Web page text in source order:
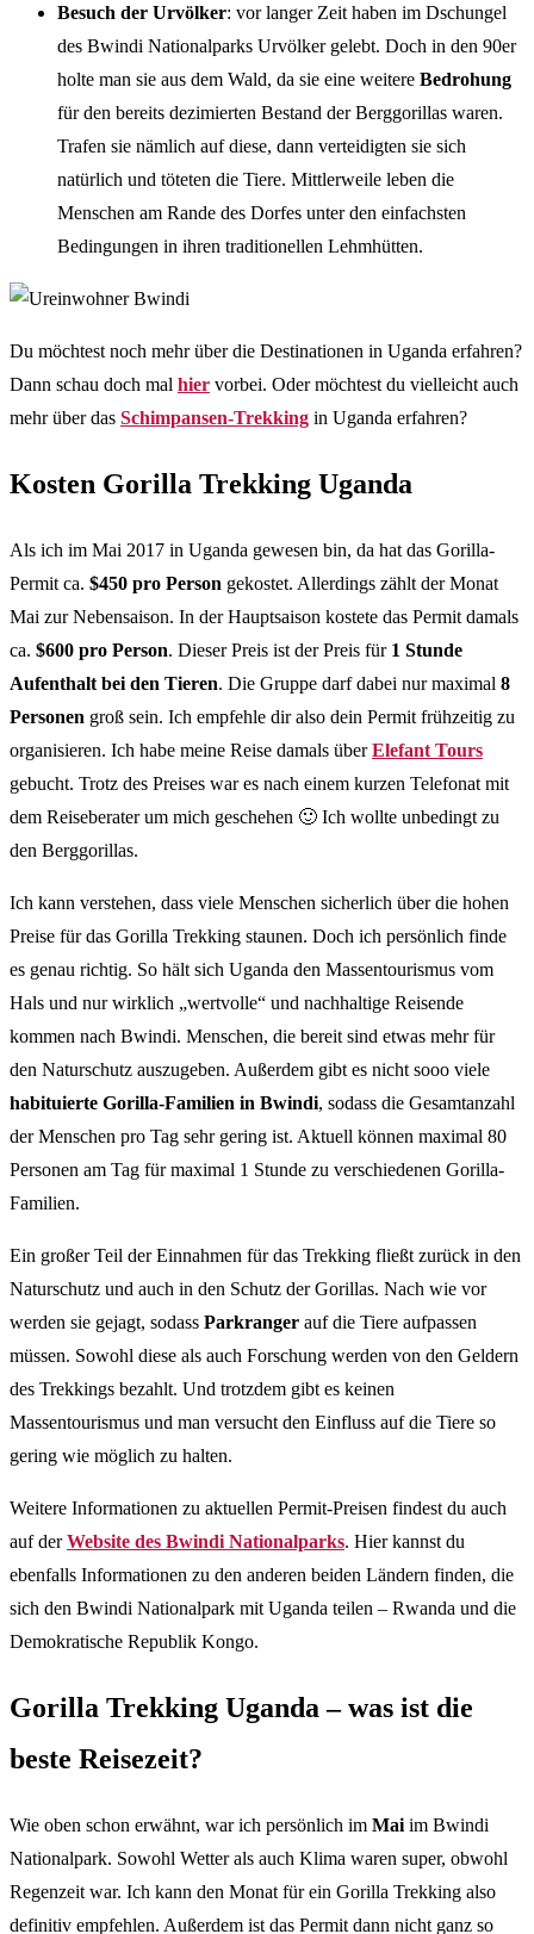
Besuch der Urvölker: vor langer Zeit haben im Dschungel
des Bwindi Nationalparks Urvölker gelebt. Doch in den 90er
holte man sie aus dem Wald, da sie eine weitere Bedrohung
für den bereits dezimierten Bestand der Berggorillas waren.
Trafen sie nämlich auf diese, dann verteidigten sie sich
natürlich und töteten die Tiere. Mittlerweile leben die
Menschen am Rande des Dorfes unter den einfachsten
Bedingungen in ihren traditionellen Lehmhütten.
Du möchtest noch mehr über die Destinationen in Uganda erfahren?
Dann schau doch mal hier vorbei. Oder möchtest du vielleicht auch
mehr über das Schimpansen-Trekking in Uganda erfahren?
Kosten Gorilla Trekking Uganda
Als ich im Mai 2017 in Uganda gewesen bin, da hat das Gorilla-
Permit ca. $450 pro Person gekostet. Allerdings zählt der Monat
Mai zur Nebensaison. In der Hauptsaison kostete das Permit damals
ca. $600 pro Person. Dieser Preis ist der Preis für 1 Stunde
Aufenthalt bei den Tieren. Die Gruppe darf dabei nur maximal 8
Personen groß sein. Ich empfehle dir also dein Permit frühzeitig zu
organisieren. Ich habe meine Reise damals überElefant Tours
gebucht. Trotz des Preises war es nach einem kurzen Telefonat mit
dem Reiseberater um mich geschehen 🙂 Ich wollte unbedingt zu
den Berggorillas.
Ich kann verstehen, dass viele Menschen sicherlich über die hohen
Preise für das Gorilla Trekking staunen. Doch ich persönlich finde
es genau richtig. So hält sich Uganda den Massentourismus vom
Hals und nur wirklich „wertvolle“ und nachhaltige Reisende
kommen nach Bwindi. Menschen, die bereit sind etwas mehr für
den Naturschutz auszugeben. Außerdem gibt es nicht sooo viele
habituierte Gorilla-Familien in Bwindi, sodass die Gesamtanzahl
der Menschen pro Tag sehr gering ist. Aktuell können maximal 80
Personen am Tag für maximal 1 Stunde zu verschiedenen Gorilla-
Familien.
Ein großer Teil der Einnahmen für das Trekking fließt zurück in den
Naturschutz und auch in den Schutz der Gorillas. Nach wie vor
werden sie gejagt, sodass Parkranger auf die Tiere aufpassen
müssen. Sowohl diese als auch Forschung werden von den Geldern
des Trekkings bezahlt. Und trotzdem gibt es keinen
Massentourismus und man versucht den Einfluss auf die Tiere so
gering wie möglich zu halten.
Weitere Informationen zu aktuellen Permit-Preisen findest du auch
auf derWebsite des Bwindi Nationalparks. Hier kannst du
ebenfalls Informationen zu den anderen beiden Ländern finden, die
sich den Bwindi Nationalpark mit Uganda teilen – Rwanda und die
Demokratische Republik Kongo.
Gorilla Trekking Uganda – was ist die
beste Reisezeit?
Wie oben schon erwähnt, war ich persönlich im Mai im Bwindi
Nationalpark. Sowohl Wetter als auch Klima waren super, obwohl
Regenzeit war. Ich kann den Monat für ein Gorilla Trekking also
definitiv empfehlen. Außerdem ist das Permit dann nicht ganz so